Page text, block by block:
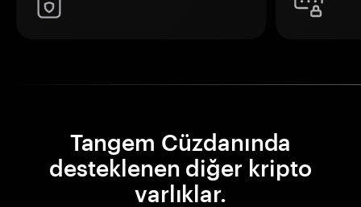
Tangem Cüzdanında
desteklenen diğer kripto
varlıklar.